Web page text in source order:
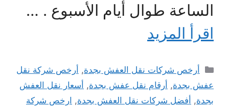
الساعة طوال أيام الأسبوع . …
اقرأ المزيد
التصنيفات
أرخص شركات نقل العفش بجدة, أرخص شركة نقل
عفش بجدة, أرقام نقل عفش بجدة, أسعار نقل العفش
بجدة, أفضل شركات نقل العفش بجدة, ارخص شركة